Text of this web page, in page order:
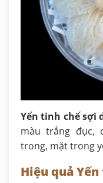
Yến tinh chế sợi
màu trắng đục,
trong, mặt trong
Hiệu quả